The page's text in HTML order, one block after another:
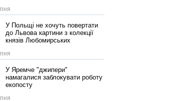
У Польщі не хочуть повертати
до Львова картини з колекції
князів Любомирських
У Яремче "джипери"
намагалися заблокувати роботу
екопосту